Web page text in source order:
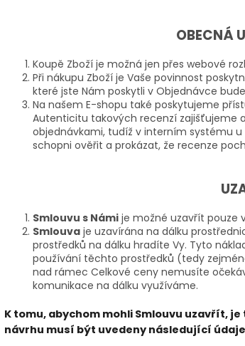
OBECNÁ
Koupě Zboží je možná jen přes webové
Při nákupu Zboží je Vaše povinnost
které jste Nám poskytli v Objednávce
Na našem E-shopu také poskytujeme
Autenticitu takových recenzí zajišťujeme
objednávkami, tudíž v interním systému
schopni ověřit a prokázat, že recenze
Smlouvu s Námi je možné uzavřít pouze
Smlouva je uzavírána na dálku
prostředků na dálku hradíte Vy. Tyto
používání těchto prostředků (tedy
nad rámec Celkové ceny nemusíte
komunikace na dálku využíváme.
K tomu, abychom mohli Smlouvu uzavřít,
návrhu musí být uvedeny následující